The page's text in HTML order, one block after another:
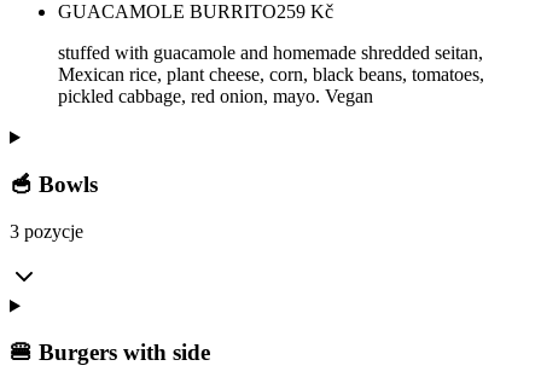
GUACAMOLE BURRITO259 Kč
stuffed with guacamole and homemade shredded seitan,
Mexican rice, plant cheese, corn, black beans, tomatoes,
pickled cabbage, red onion, mayo. Vegan
🥣 Bowls
3 pozycje
🍔 Burgers with side